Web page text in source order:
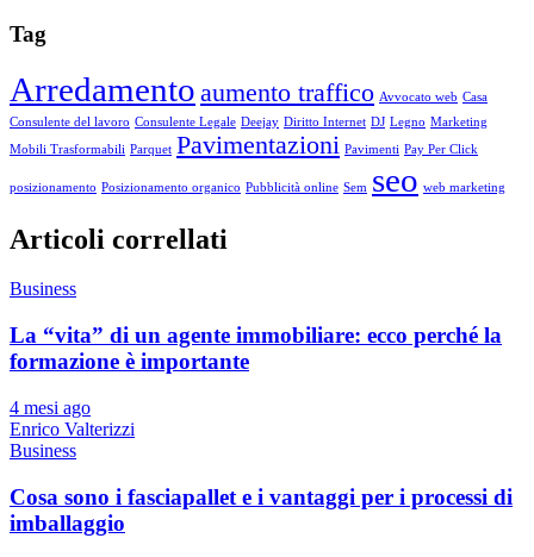
Tag
Arredamento aumento traffico Avvocato web Casa
Consulente del lavoro Consulente Legale Deejay Diritto Internet DJ Legno Marketing
Mobili Trasformabili Parquet Pavimentazioni Pavimenti Pay Per Click
posizionamento Posizionamento organico Pubblicità online Sem seo web marketing
Articoli correllati
Business
La “vita” di un agente immobiliare: ecco perché la
formazione è importante
4 mesi ago
Enrico Valterizzi
Business
Cosa sono i fasciapallet e i vantaggi per i processi di
imballaggio